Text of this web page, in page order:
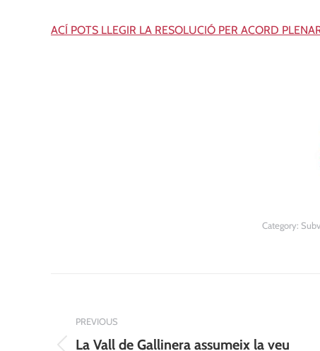
ACÍ POTS LLEGIR LA RESOLUCIÓ PER ACORD
Category:
navigation
PREVIOUS
La Vall de Gallinera assumeix la veu